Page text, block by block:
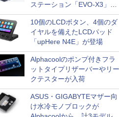
ステーション「EVO-X3」が
GMKtecから
10個のLCDボタン、4個のダ
イヤルを備えたLCDパッド
「upHere N4E」が登場
Alphacoolのポンプ付きフラ
ットタイプリザーバーやリー
クテスターが入荷
ASUS・GIGABYTEマザー向
け水冷モノブロックが